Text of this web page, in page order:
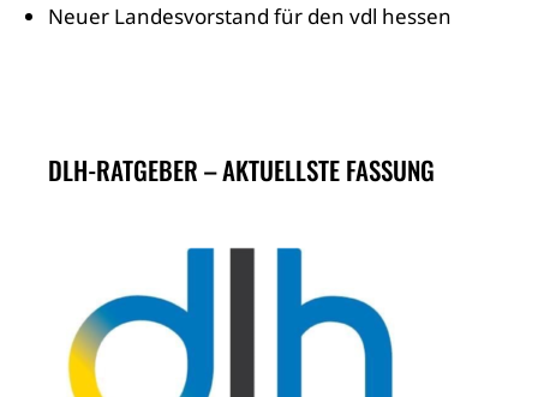
Neuer Landesvorstand für den vdl hessen
DLH-RATGEBER – AKTUELLSTE FASSUNG